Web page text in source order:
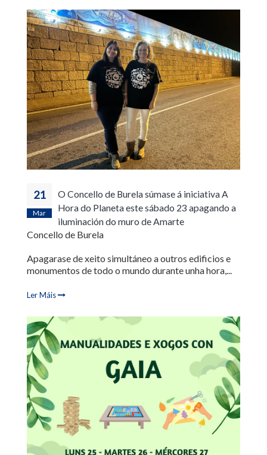
21
Mar
O Concello de Burela súmase á iniciativa A
Hora do Planeta este sábado 23 apagando a
iluminación do muro de Amarte
Concello de Burela
Apagarase de xeito simultáneo a outros edificios e
monumentos de todo o mundo durante unha hora,...
Ler Máis